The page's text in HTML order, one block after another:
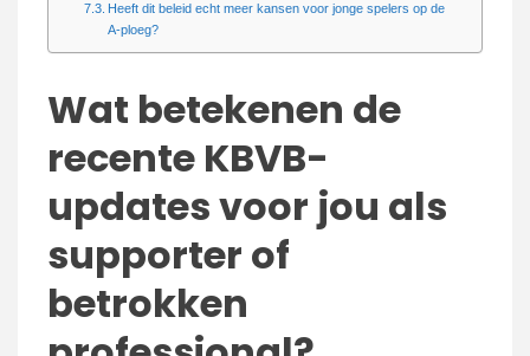
Heeft dit beleid echt meer kansen voor jonge spelers op de
A-ploeg?
Wat betekenen de
recente KBVB-
updates voor jou als
supporter of
betrokken